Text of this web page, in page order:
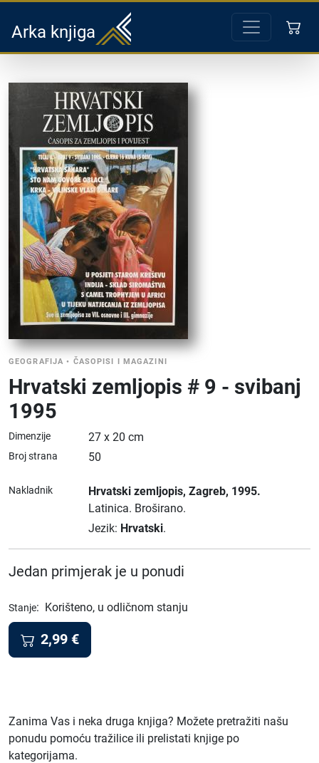
Arka knjiga
GEOGRAFIJA • ČASOPISI I MAGAZINI
Hrvatski zemljopis # 9 - svibanj
1995
Dimenzije 27 x 20 cm
Broj strana 50
Nakladnik Hrvatski zemljopis, Zagreb, 1995.
Latinica. Broširano.
Jezik: Hrvatski.
Jedan primjerak je u ponudi
Stanje: Korišteno, u odličnom stanju
2,99 €
Zanima Vas i neka druga knjiga? Možete pretražiti našu
ponudu pomoću tražilice ili prelistati knjige po
kategorijama.